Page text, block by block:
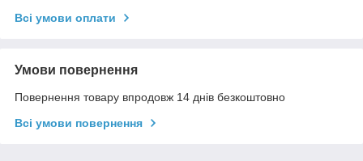
Всі умови оплати
Умови повернення
Повернення товару впродовж 14 днів безкоштовно
Всі умови повернення